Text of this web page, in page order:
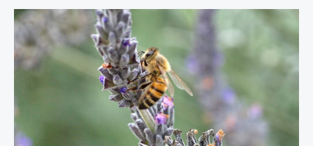
Proyecto
impulsa
espacios
seguros
para
abejas